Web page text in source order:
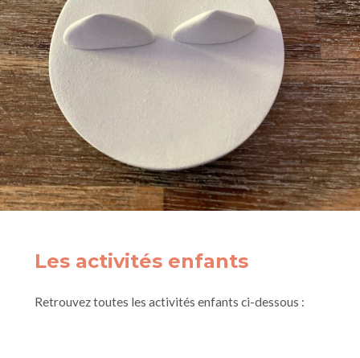
Les activités enfants
Retrouvez toutes les activités enfants ci-dessous :